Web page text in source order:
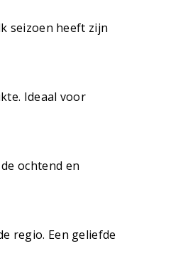
seizoen heeft zijn
Ideaal voor
ochtend en
regio. Een geliefde